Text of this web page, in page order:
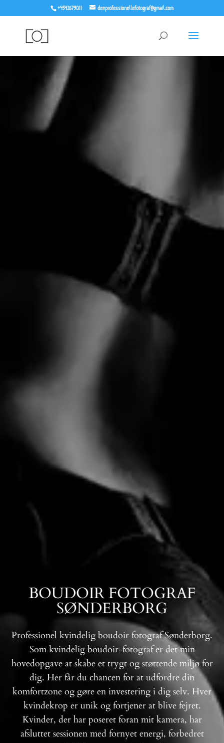
+4542679011 denprofessionellefotograf@gmail.com
BOUDOIR FOTOGRAF
SØNDERBORG
Professionel kvindelig boudoir fotograf Sønderborg.
Som kvindelig boudoir-fotograf er det min
hovedopgave at skabe et trygt og støttende miljø for
dig. Her får du chancen for at udfordre din
komfortzone og gøre en investering i dig selv. Hver
kvindekrop er unik og fortjener at blive fejret.
Kvinder, der har poseret foran mit kamera, har
afsluttet sessionen med fornyet energi, forbedret